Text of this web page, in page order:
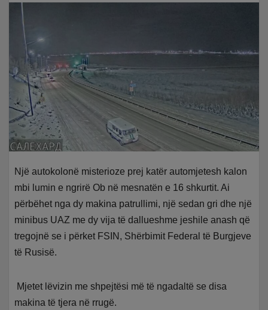
Një autokolonë misterioze prej katër automjetesh kalon
mbi lumin e ngrirë Ob në mesnatën e 16 shkurtit. Ai
përbëhet nga dy makina patrullimi, një sedan gri dhe një
minibus UAZ me dy vija të dallueshme jeshile anash që
tregojnë se i përket FSIN, Shërbimit Federal të Burgjeve
të Rusisë.
Mjetet lëvizin me shpejtësi më të ngadaltë se disa
makina të tjera në rrugë.